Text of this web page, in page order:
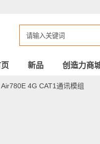
新品 创造力商
4G CAT1通讯模组